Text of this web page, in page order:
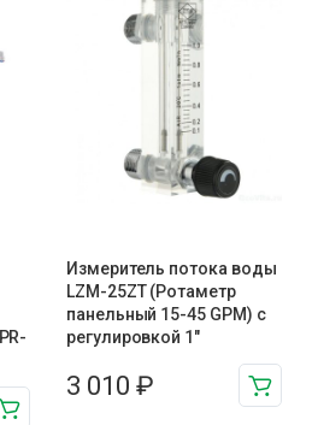
Измеритель потока воды
LZM-25ZT (Ротаметр
панельный 15-45 GPM) с
регулировкой 1″
3 010 ₽